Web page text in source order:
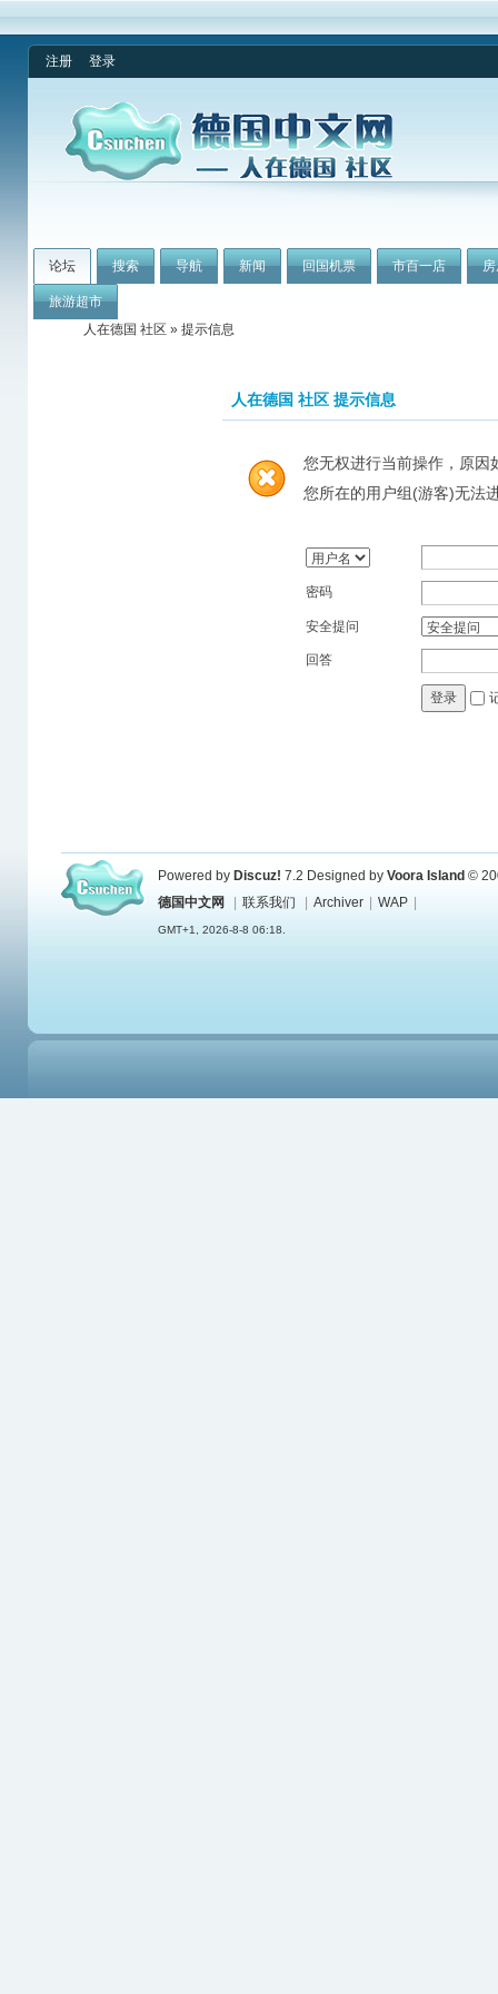
注册 登录
论坛 搜索 导航 新闻 回国机票 市百一店
旅游超市
人在德国 社区 » 提示信息
人在德国 社区 提示信息
您无权进行当前操作，原因
您所在的用户组(游客)无法
密码
安全提问
回答
登录
Powered by Discuz! 7.2 Designed by Voora Island ©
德国中文网
联系我们 Archiver WAP
GMT+1, 2026-8-8 06:18.